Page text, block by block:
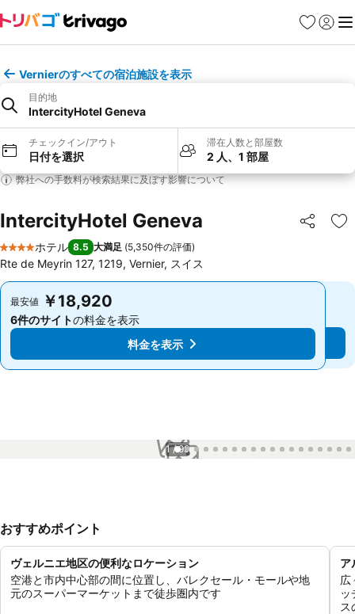
お気に入り
ログイ
メ
Vernierのすべての宿泊施設を表示
目的地
IntercityHotel Geneva
チェックイン/アウト
日付を選択
滞在人数と部屋数
2 人、1 部屋
弊社への手数料が検索結果に及ぼす影響について
IntercityHotel Geneva シェア
お
4 ホテルのランク
ホテル 8.5 大満足 (5,350件の評価)
Rte de Meyrin 127, 1219, Vernier, スイス
最安値 ￥18,920
6件のサイトの料金を表示
料金を表示
最安値 ￥18,920
6件のサイトの料金を表示
料金を表示
1 / 99
おすすめポイント
ヴェルニエ地区の便利なロケーション
空港と市内中心部の間に位置し、バレクセール・モールや地
元のスーパーマーケットまで徒歩圏内です
ア
広
ッ
ス